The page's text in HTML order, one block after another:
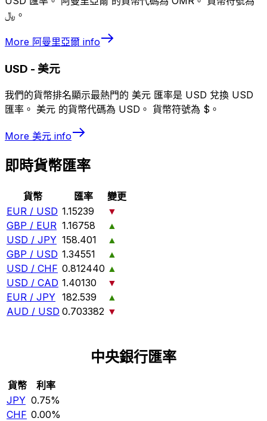
﷼。
More 阿曼里亞爾 info
USD - 美元
我們的貨幣排名顯示最熱門的 美元 匯率是 USD 兌換 USD
匯率。 美元 的貨幣代碼為 USD。 貨幣符號為 $。
More 美元 info
即時貨幣匯率
貨幣 匯率
變更
EUR / USD 1.15239
▼
GBP / EUR 1.16758
▲
USD / JPY 158.401
▲
GBP / USD 1.34551
▲
USD / CHF 0.812440 ▲
USD / CAD 1.40130
▼
EUR / JPY 182.539
▲
AUD / USD 0.703382 ▼
中央銀行匯率
貨幣
利率
JPY 0.75%
CHF 0.00%